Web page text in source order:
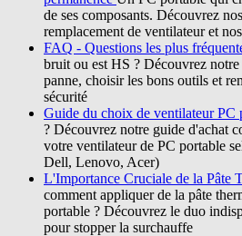
de ses composants. Découvrez
remplacement de ventilateur et
FAQ - Questions les plus
bruit ou est HS ? Découvrez
panne, choisir les bons outils et
sécurité
Guide du choix de ventilateur PC
? Découvrez notre guide d'achat
votre ventilateur de PC portable
Dell, Lenovo, Acer)
L'Importance Cruciale de la Pâte
comment appliquer de la pâte
portable ? Découvrez le duo
pour stopper la surchauffe